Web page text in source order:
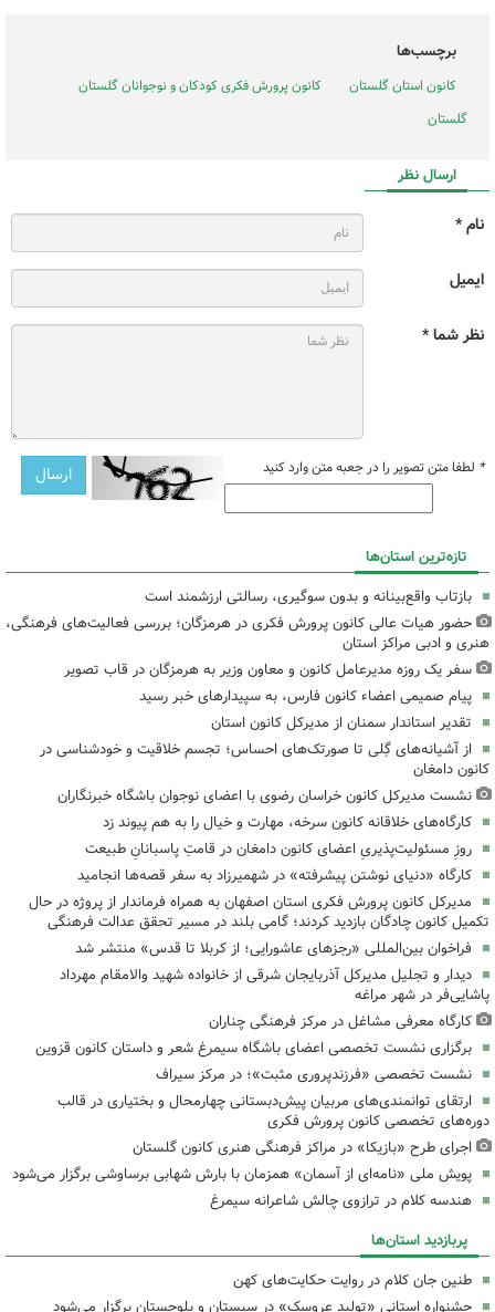
برچسب‌ها
کانون استان گلستان
کانون پرورش فکری کودکان و نوجوانان گلستان
گلستان
ارسال نظر
نام *
ایمیل
نظر شما *
* لطفا متن تصویر را در جعبه متن وارد کنید
تازه‌ترین استان‌ها
بازتاب واقع‌بینانه و بدون سوگیری، رسالتی ارزشمند است
حضور هیات عالی کانون پرورش فکری در هرمزگان؛ بررسی فعالیت‌های فرهنگی،
هنری و ادبی مراکز استان
سفر یک روزه مدیرعامل کانون و معاون وزیر به هرمزگان در قاب تصویر
پیام صمیمی اعضاء کانون فارس، به سپیدارهای خبر رسید
تقدیر استاندار سمنان از مدیرکل کانون استان
از آشیانه‌های گِلی تا صورتک‌های احساس؛ تجسم خلاقیت و خودشناسی در
کانون دامغان
نشست مدیرکل کانون خراسان رضوی با اعضای نوجوان باشگاه خبرنگاران
کارگاه‌های خلاقانه کانون سرخه، مهارت و خیال را به هم پیوند زد
روزِ مسئولیت‌پذیریِ اعضای کانون دامغان در قامتِ پاسبانانِ طبیعت
کارگاه «دنیای نوشتن پیشرفته» در شهمیرزاد به سفر قصه‌ها انجامید
مدیرکل کانون پرورش فکری استان اصفهان به همراه فرماندار از پروژه در حال
تکمیل کانون چادگان بازدید کردند؛ گامی بلند در مسیر تحقق عدالت فرهنگی
فراخوان بین‌المللی «رجزهای عاشورایی؛ از کربلا تا قدس» منتشر شد
دیدار و تجلیل مدیرکل آذربایجان شرقی از خانواده شهید والامقام مهرداد
پاشایی‌فر در شهر مراغه
کارگاه معرفی مشاغل در مرکز فرهنگی چناران
برگزاری نشست تخصصی اعضای باشگاه سیمرغ شعر و داستان کانون قزوین
نشست تخصصی «فرزندپروری مثبت»؛ در مرکز سیراف
ارتقای توانمندی‌های مربیان پیش‌دبستانی چهارمحال و بختیاری در قالب
دوره‌های تخصصی کانون پرورش فکری
اجرای طرح «بازیکا» در مراکز فرهنگی هنری کانون گلستان
پویش ملی «نامه‌ای از آسمان» همزمان با بارش شهابی برساوشی برگزار می‌شود
هندسه کلام در ترازوی چالش شاعرانه سیمرغ
پربازدید استان‌ها
طنین جان کلام در روایت حکایت‌های کهن
جشنواره استانی «تولید عروسک» در سیستان و بلوچستان برگزار می‌شود